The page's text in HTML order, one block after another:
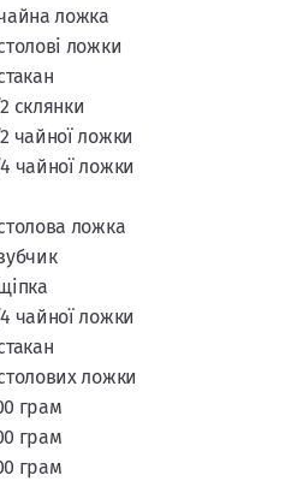
ложка
ложки
склянки
чайної ложки
чайної ложки
ложка
чайної ложки
ложки
грам
грам
грам